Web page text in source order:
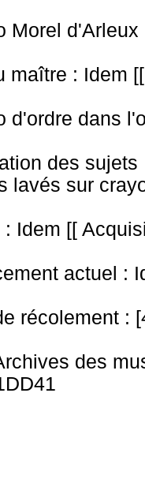
Morel
maître : Idem
d'ordre dans
des
lavés sur
: Idem [[
actuel :
récolement :
des